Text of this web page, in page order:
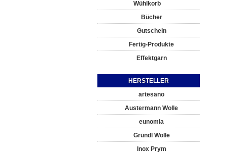
Wühlkorb
Bücher
Gutschein
Fertig-Produkte
Effektgarn
HERSTELLER
artesano
Austermann Wolle
eunomia
Gründl Wolle
Inox Prym